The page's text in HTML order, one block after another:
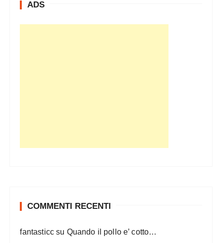
ADS
COMMENTI RECENTI
fantasticc su Quando il pollo e’ cotto…